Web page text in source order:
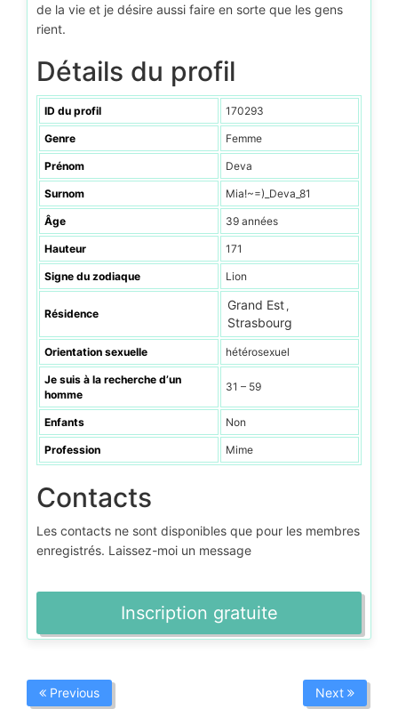
de la vie et je désire aussi faire en sorte que les gens
rient.
Détails du profil
ID du profil 170293
Genre Femme
Prénom Deva
Surnom Mia!~=)_Deva_81
Âge 39 années
Hauteur 171
Signe du zodiaque Lion
Résidence
Grand Est ,
Strasbourg
Orientation sexuelle hétérosexuel
Je suis à la recherche d’un
homme
31 – 59
Enfants Non
Profession Mime
Contacts
Les contacts ne sont disponibles que pour les membres
enregistrés. Laissez-moi un message
Inscription gratuite
Previous Next